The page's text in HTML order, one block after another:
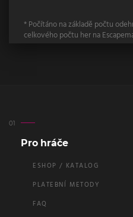
* Počítáno na základě počtu
celkového počtu her na
Pro hráče
ESHOP / KATALOG
PLATEBNÍ METODY
FAQ